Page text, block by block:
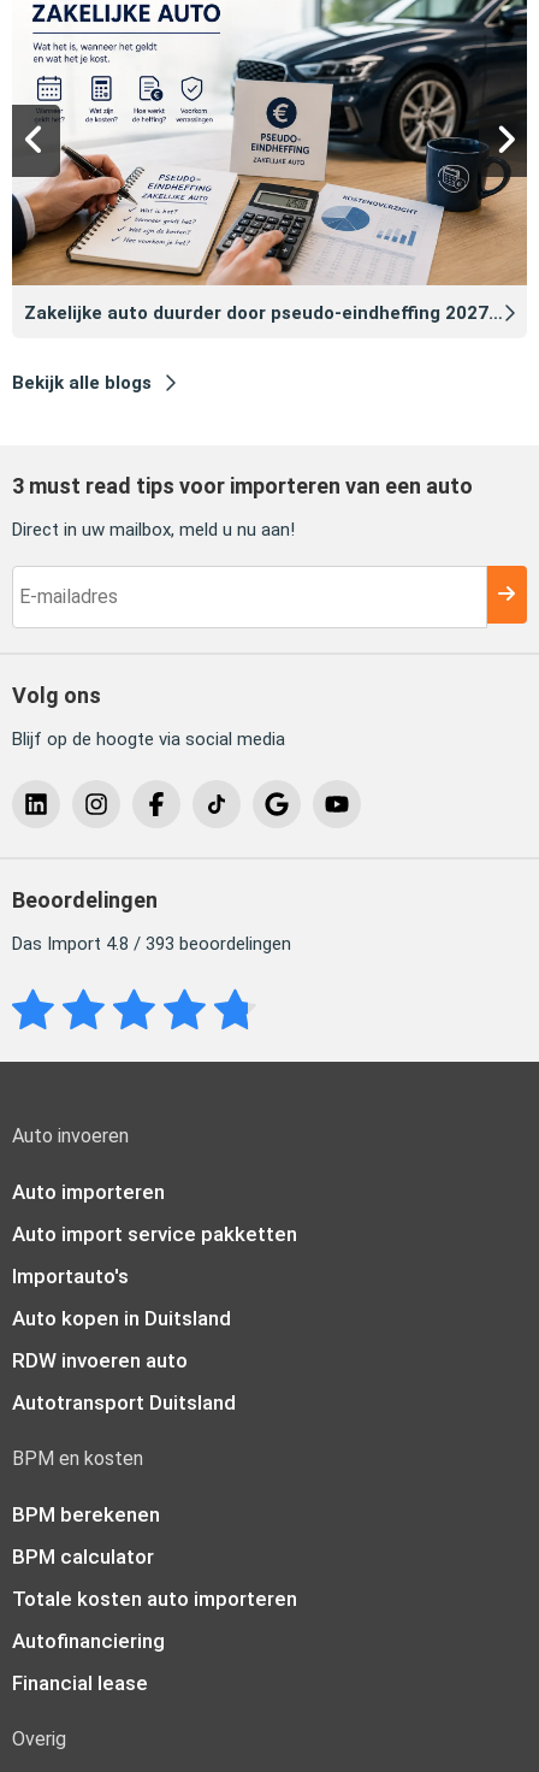
Zakelijke auto duurder door pseudo‑eindheffing 2027: zo voorkomt u dat
Bekijk alle blogs
3 must read tips voor importeren van een auto
Direct in uw mailbox, meld u nu aan!
Volg ons
Blijf op de hoogte via social media
Beoordelingen
Das Import 4.8 / 393 beoordelingen
Auto invoeren
Auto importeren
Auto import service pakketten
Importauto's
Auto kopen in Duitsland
RDW invoeren auto
Autotransport Duitsland
BPM en kosten
BPM berekenen
BPM calculator
Totale kosten auto importeren
Autofinanciering
Financial lease
Overig